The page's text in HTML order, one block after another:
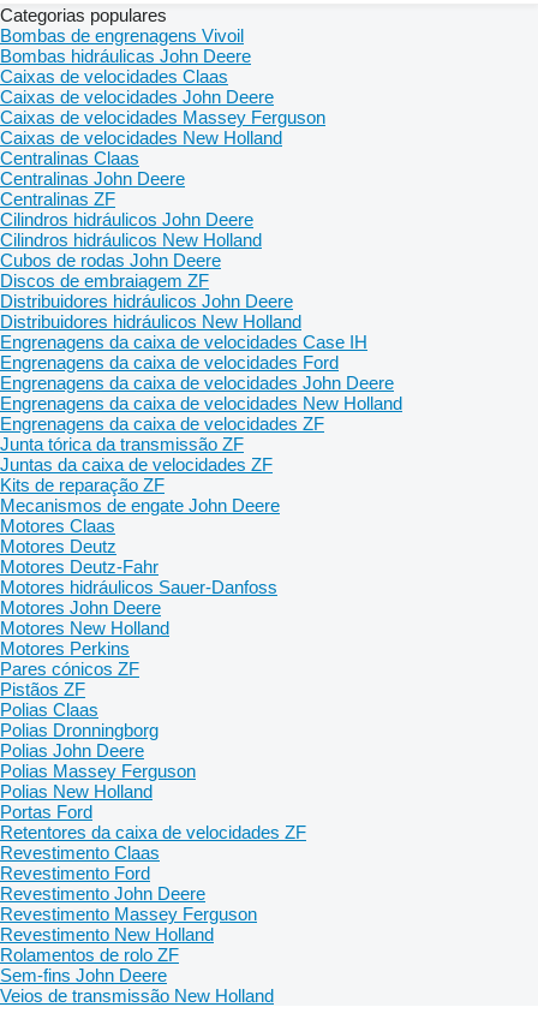
Categorias populares
Bombas de engrenagens Vivoil
Bombas hidráulicas John Deere
Caixas de velocidades Claas
Caixas de velocidades John Deere
Caixas de velocidades Massey Ferguson
Caixas de velocidades New Holland
Centralinas Claas
Centralinas John Deere
Centralinas ZF
Cilindros hidráulicos John Deere
Cilindros hidráulicos New Holland
Cubos de rodas John Deere
Discos de embraiagem ZF
Distribuidores hidráulicos John Deere
Distribuidores hidráulicos New Holland
Engrenagens da caixa de velocidades Case IH
Engrenagens da caixa de velocidades Ford
Engrenagens da caixa de velocidades John Deere
Engrenagens da caixa de velocidades New Holland
Engrenagens da caixa de velocidades ZF
Junta tórica da transmissão ZF
Juntas da caixa de velocidades ZF
Kits de reparação ZF
Mecanismos de engate John Deere
Motores Claas
Motores Deutz
Motores Deutz-Fahr
Motores hidráulicos Sauer-Danfoss
Motores John Deere
Motores New Holland
Motores Perkins
Pares cónicos ZF
Pistãos ZF
Polias Claas
Polias Dronningborg
Polias John Deere
Polias Massey Ferguson
Polias New Holland
Portas Ford
Retentores da caixa de velocidades ZF
Revestimento Claas
Revestimento Ford
Revestimento John Deere
Revestimento Massey Ferguson
Revestimento New Holland
Rolamentos de rolo ZF
Sem-fins John Deere
Veios de transmissão New Holland